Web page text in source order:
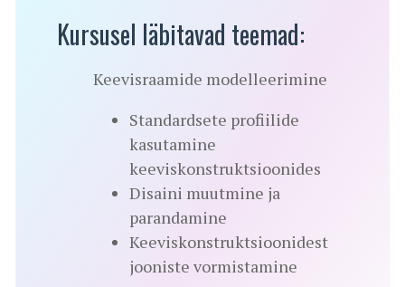
Kursusel läbitavad teemad:
Keevisraamide modelleerimine
Standardsete profiilide
kasutamine
keeviskonstruktsioonides
Disaini muutmine ja
parandamine
Keeviskonstruktsioonidest
jooniste vormistamine